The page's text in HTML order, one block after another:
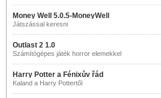
Money Well 5.0.5-MoneyWell
Játszással keresni
Outlast 2 1.0
Számítógépes játék horror elemekkel
Harry Potter a Fénixův řád
Kaland a Harry Pottertől